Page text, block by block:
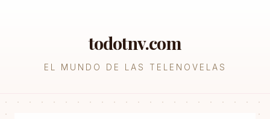
todotnv.com
EL MUNDO DE LAS TELENOVELAS